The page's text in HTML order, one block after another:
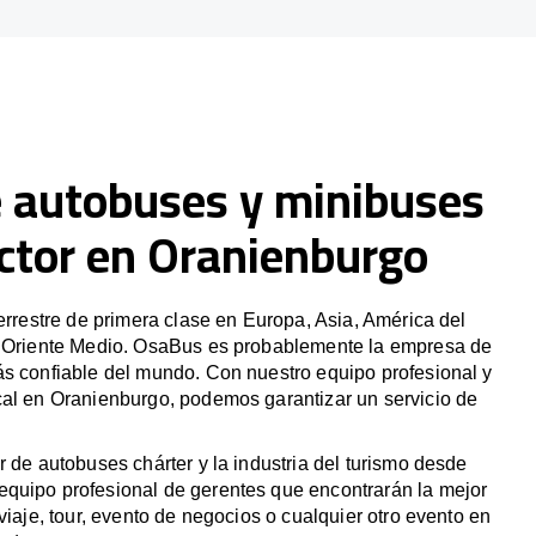
y minibuses
en Oranienburgo
de primera clase en Europa, Asia, América del
Medio. OsaBus es probablemente la empresa de
confiable del mundo. Con nuestro equipo profesional y
en Oranienburgo, podemos garantizar un servicio de
de autobuses chárter y la industria del turismo desde
profesional de gerentes que encontrarán la mejor
tour, evento de negocios o cualquier otro evento en